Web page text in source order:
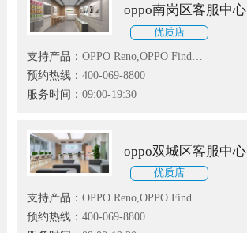
oppo南岗区客服中心
优质店
支持产品： OPPO Reno,OPPO Find
X,OPPO K3,OPPO A9全系手机
预约热线： 400-069-8800
服务时间： 09:00-19:30
oppo双城区客服中心
优质店
支持产品： OPPO Reno,OPPO Find
X,OPPO K3,OPPO A9全系手机
预约热线： 400-069-8800